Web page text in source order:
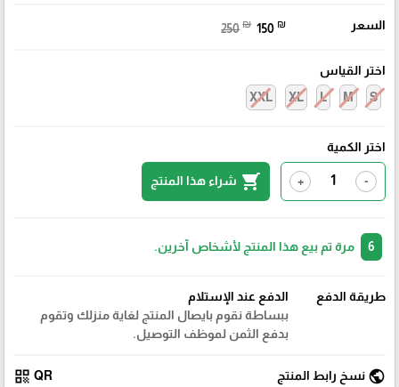
السعر 250 ₪ 150 ₪
اختر القياس
S
M
L
XL
XXL
اختر الكمية
-
+
shopping_cart شراء هذا المنتج
مرة تم بيع هذا المنتج لأشخاص آخرين.
طريقة الدفع
الدفع عند الإستلام
ببساطة نقوم بايصال المنتج لغاية منزلك وتقوم
بدفع الثمن لموظف التوصيل.
public نسخ رابط المنتج QR
qr_code